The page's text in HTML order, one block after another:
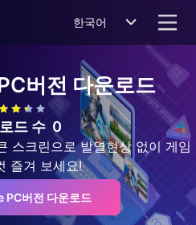
한국어
버전 다운로드
드 수 0
스크린으로 발열현상 없이 게임
즐겨 보세요!
PC버전 다운로드